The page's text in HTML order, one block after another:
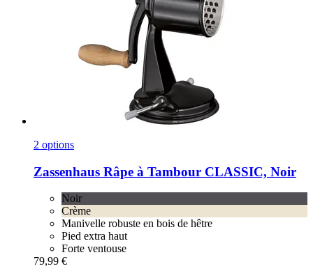
2 options
Zassenhaus Râpe à Tambour CLASSIC, Noir
Noir
Crème
Manivelle robuste en bois de hêtre
Pied extra haut
Forte ventouse
79,99 €